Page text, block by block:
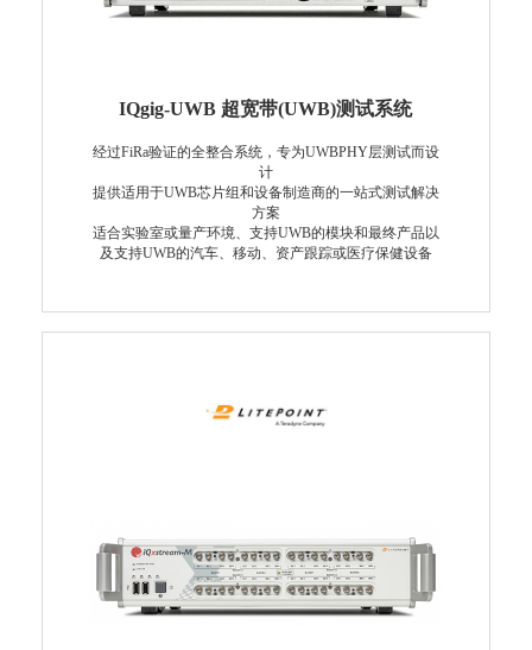
IQgig-UWB 超宽带(UWB)测试系统
经过FiRa验证的全整合系统，专为UWBPHY层测试而设
计
提供适用于UWB芯片组和设备制造商的一站式测试解决
方案
适合实验室或量产环境、支持UWB的模块和最终产品以
及支持UWB的汽车、移动、资产跟踪或医疗保健设备